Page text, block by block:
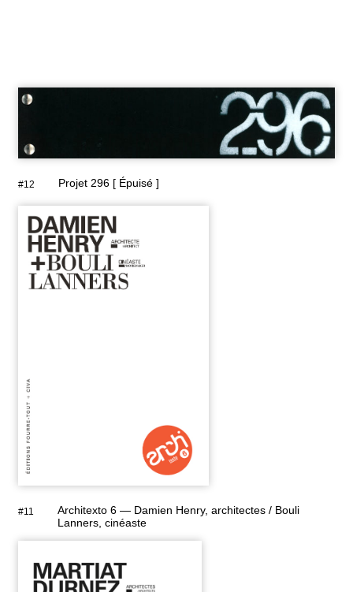
#12 Projet 296 [ Épuisé ]
#11
Architexto 6 — Damien Henry, architectes / Bouli
Lanners, cinéaste